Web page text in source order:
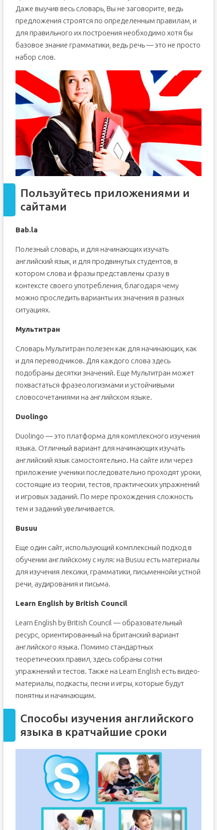
Даже выучив весь словарь, Вы не заговорите, ведь
предложения строятся по определенным правилам, и
для правильного их построения необходимо хотя бы
базовое знание грамматики, ведь речь — это не просто
набор слов.
Пользуйтесь приложениями и
сайтами
Bab.la
Полезный словарь, и для начинающих изучать
английский язык, и для продвинутых студентов, в
котором слова и фразы представлены сразу в
контексте своего употребления, благодаря чему
можно проследить варианты их значения в разных
ситуациях.
Мультитран
Словарь Мультитран полезен как для начинающих, как
и для переводчиков. Для каждого слова здесь
подобраны десятки значений. Еще Мультитран может
похвастаться фразеологизмами и устойчивыми
словосочетаниями на английском языке.
Duolingo
Duolingo — это платформа для комплексного изучения
языка. Отличный вариант для начинающих изучать
английский язык самостоятельно. На сайте или через
приложение ученики последовательно проходят уроки,
состоящие из теории, тестов, практических упражнений
и игровых заданий. По мере прохождения сложность
тем и заданий увеличивается.
Busuu
Еще один сайт, использующий комплексный подход в
обучении английскому с нуля: на Busuu есть материалы
для изучения лексики, грамматики, письменнойи устной
речи, аудирования и письма.
Learn English by British Council
Learn English by British Council — образовательный
ресурс, ориентированный на британский вариант
английского языка. Помимо стандартных
теоретических правил, здесь собраны сотни
упражнений и тестов. Также на Learn English есть видео-
материалы, подкасты, песни и игры, которые будут
понятны и начинающим.
Способы изучения английского
языка в кратчайшие сроки